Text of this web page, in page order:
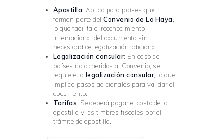
Apostilla: Aplica para países que
forman parte del Convenio de La Haya,
lo que facilita el reconocimiento
internacional del documento sin
necesidad de legalización adicional.
Legalización consular: En caso de
países no adheridos al Convenio, se
requiere la legalización consular, lo que
implica pasos adicionales para validar el
documento.
Tarifas: Se deberá pagar el costo de la
apostilla y los timbres fiscales por el
trámite de apostilla.